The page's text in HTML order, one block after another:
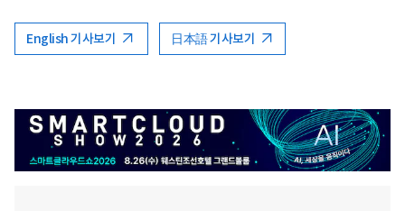
English 기사보기 日本語 기사보기